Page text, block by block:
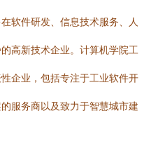
软件研发、信息技术服务、人
高新技术企业。计算机学院工
企业，包括专注于工业软件开
服务商以及致力于智慧城市建